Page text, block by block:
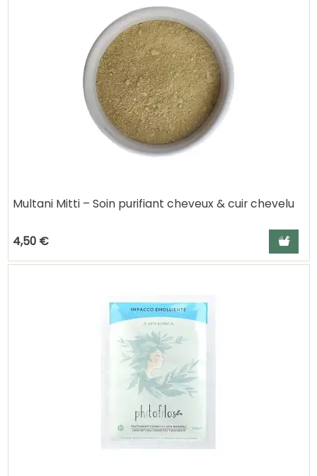
Multani Mitti – Soin purifiant cheveux & cuir chevelu
4,50 € Ajouter